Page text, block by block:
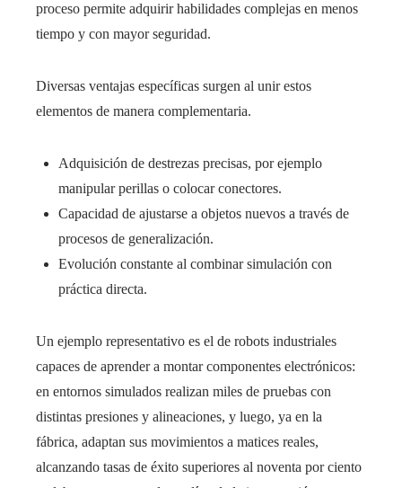
proceso permite adquirir habilidades complejas en menos
tiempo y con mayor seguridad.
Diversas ventajas específicas surgen al unir estos
elementos de manera complementaria.
Adquisición de destrezas precisas, por ejemplo
manipular perillas o colocar conectores.
Capacidad de ajustarse a objetos nuevos a través de
procesos de generalización.
Evolución constante al combinar simulación con
práctica directa.
Un ejemplo representativo es el de robots industriales
capaces de aprender a montar componentes electrónicos:
en entornos simulados realizan miles de pruebas con
distintas presiones y alineaciones, y luego, ya en la
fábrica, adaptan sus movimientos a matices reales,
alcanzando tasas de éxito superiores al noventa por ciento